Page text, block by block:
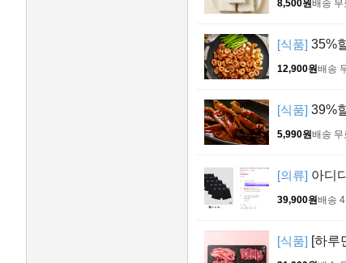
8,500원배송 무
[식품] 35%
12,900원배송
[식품] 39%
5,990원배송 무
[의류] 아디
39,900원배송
[식품] [하루